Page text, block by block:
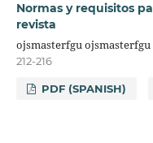
Normas y requisitos
revista
ojsmasterfgu ojsmasterfgu
212-216
PDF (SPANISH)